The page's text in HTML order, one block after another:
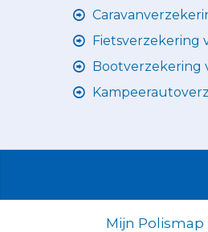
Fietsverzekering
Bootverzekering
Mijn Polismap